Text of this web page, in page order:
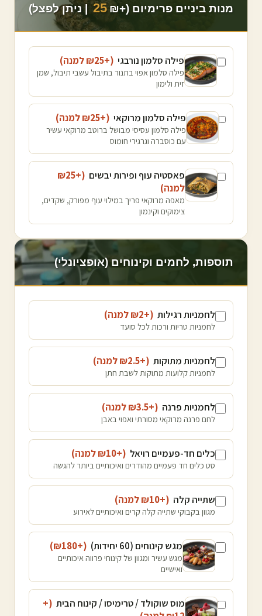
מנות ביניים פרימיום (+₪ 25 | ניתן לפצל)
פילה סלמון נורבגי (+₪
25 למנה)
פילה סלמון אפוי בתנור בתיבול עשבי תיבול, שמן
זית ולימון
פילה סלמון מרוקאי (+₪
25 למנה)
פילה סלמון עסיסי מבושל ברוטב מרוקאי עשיר
עם כוסברה וגרגירי חומוס
פאסטיה עוף ופירות יבשים (+₪
25
למנה)
מאפה מרוקאי פריך במילוי עוף מפורק, שקדים,
צימוקים וקינמון
תוספות, לחמים וקינוחים (אופציונלי)
לחמניות רגילות (+₪
2 למנה)
לחמניות טריות ורכות לכל סועד
לחמניות מתוקות (+₪
2.5 למנה)
לחמניות קלועות מתוקות לשבת חתן
לחמניות פרנה (+₪
3.5 למנה)
לחם פרנה מרוקאי מסורתי ואפוי באבן
כלים חד-פעמיים רויאל (+₪
10 למנה)
סט כלים חד פעמיים מהודרים ואיכותיים ביותר להגשה
שתייה קלה (+₪
10 למנה)
מגוון בקבוקי שתייה קלה קרים ואיכותיים לאירוע
מגש קינוחים (60 יחידות) (+₪
180
)
מגש עשיר ומגוון של קינוחי פרווה איכותיים
ואישיים
מוס שוקולד / טרימיסו / קינוח הבית (+